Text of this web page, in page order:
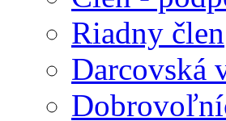
Riadny člen
Darcovská